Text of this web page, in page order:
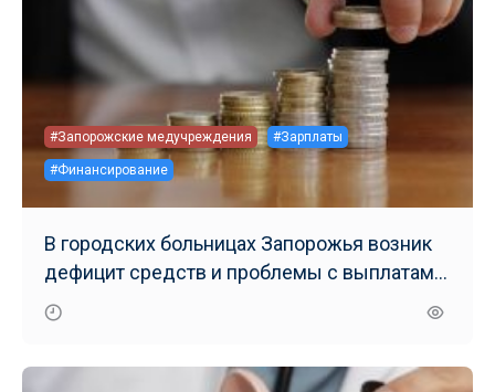
#Запорожские медучреждения #Зарплаты
#Финансирование
В городских больницах Запорожья возник
дефицит средств и проблемы с выплатами
зарплат медикам